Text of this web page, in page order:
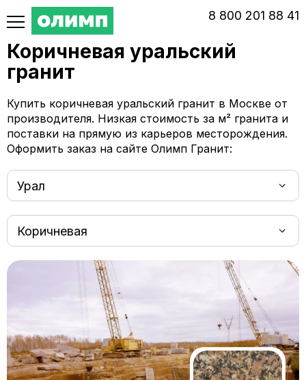
‭8‬ ‭800‬ ‭201 88 41‬
Коричневая уральский
гранит
Купить коричневая уральский гранит в Москве от
производителя. Низкая стоимость за м² гранита и
поставки на прямую из карьеров месторождения.
Оформить заказ на сайте Олимп Гранит:
Урал
Коричневая